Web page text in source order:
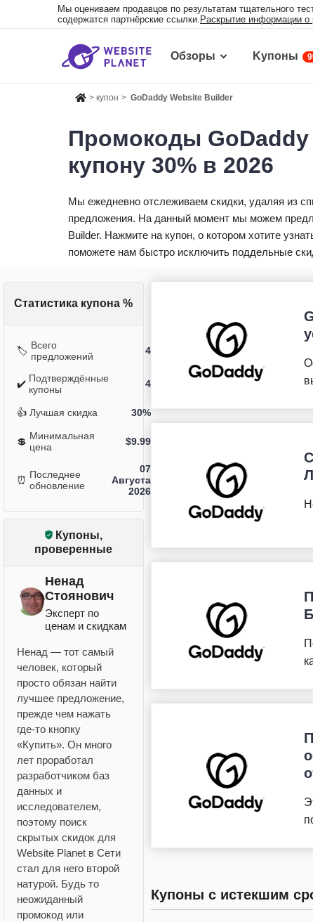
Мы оцениваем продавцов по результатам тщательного
содержатся партнёрские ссылки. Раскрытие информации о
Обзоры Kупоны
> купон > GoDaddy Website Builder
Промокоды GoDaddy
купону 30% в 2026
Мы ежедневно отслеживаем скидки, удаляя из
предложения. На данный момент мы можем
Builder. Нажмите на купон, о котором хотите
поможете нам быстро исключить поддельные
Статистика купона %
🏷️ Всего
предложений
4
✔️ Подтверждённые
купоны
4
👍 Лучшая скидка 30%
💲 Минимальная
цена
$9.99
⏰ Последнее
обновление
07
Августа
2026
Купоны,
проверенные
Ненад
Стоянович
Эксперт по
ценам и скидкам
Ненад — тот самый
человек, который
просто обязан найти
лучшее предложение,
прежде чем нажать
где-то кнопку
«Купить». Он много
лет проработал
разработчиком баз
данных и
исследователем,
поэтому поиск
скрытых скидок для
Website Planet в Сети
стал для него второй
натурой. Будь то
неожиданный
промокод или
Купоны с истекшим